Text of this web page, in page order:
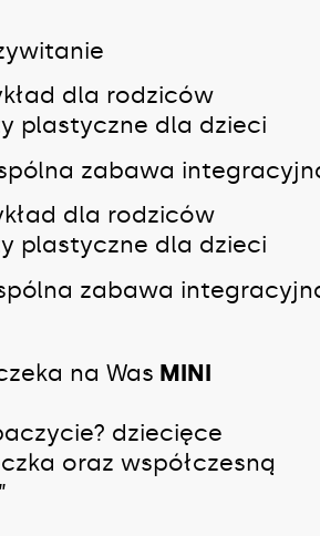
dla rodziców
plastyczne dla dzieci
zabawa
dla rodziców
plastyczne dla dzieci
zabawa
na Was MINI
dziecięce
oraz współczesną